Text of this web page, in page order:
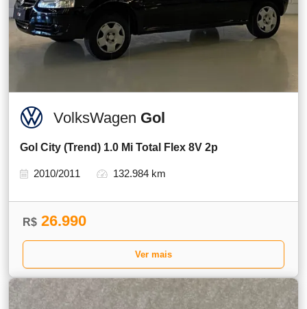
VolksWagen Gol
Gol City (Trend) 1.0 Mi Total Flex 8V 2p
2010/2011 132.984 km
R$ 26.990
Ver mais